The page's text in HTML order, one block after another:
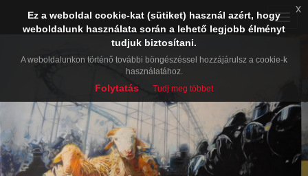
Toggle
Ez a weboldal cookie-kat (sütiket) használ azért, hogy
weboldalunk használata során a lehető legjobb élményt
tudjuk biztosítani.
A weboldalunkon történő további böngészéssel hozzájárulsz a cookie-k
használatához.
Folytatás Tudj meg többet
x